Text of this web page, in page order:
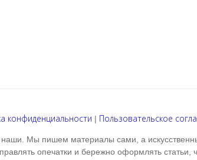
конфиденциальности | Пользовательское
Мы пишем материалы сами, а
опечатки и бережно оформлять статьи,